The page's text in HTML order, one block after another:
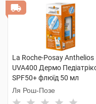
La Roche-Posay Anthelios
UVA400 Дермо
SPF50+ флюїд 50 мл
+Термальна вода 50 мл 1
набір
Ля Рош-Позе